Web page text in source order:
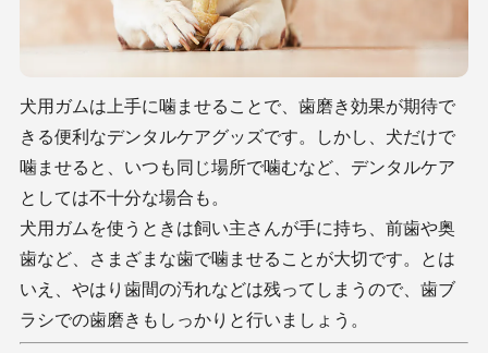
犬用ガムは上手に噛ませることで、歯磨き効果が期待で
きる便利なデンタルケアグッズです。しかし、犬だけで
噛ませると、いつも同じ場所で噛むなど、デンタルケア
としては不十分な場合も。
犬用ガムを使うときは飼い主さんが手に持ち、前歯や奥
歯など、さまざまな歯で噛ませることが大切です。とは
いえ、やはり歯間の汚れなどは残ってしまうので、歯ブ
ラシでの歯磨きもしっかりと行いましょう。